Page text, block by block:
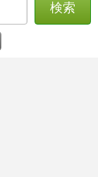
検索